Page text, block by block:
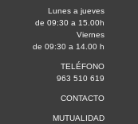
Lunes a jueves
de 09:30 a 15.00h
Viernes
de 09:30 a 14.00 h
TELÉFONO
963 510 619
CONTACTO
MUTUALIDAD